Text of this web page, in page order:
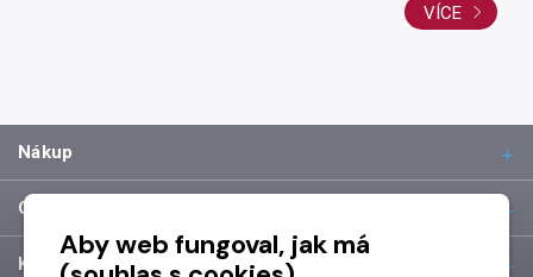
VÍCE
Nákup
O společnosti
Kontakt
Aby web fungoval, jak má